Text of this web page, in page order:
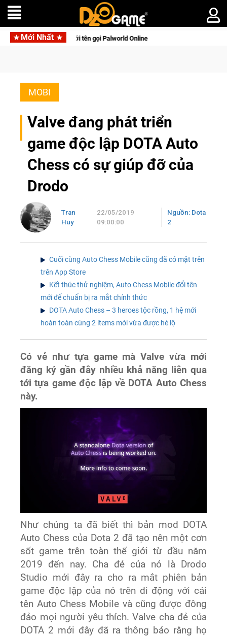
Mới Nhất
di động với tên gọi Palworld Online
MOBI
Valve đang phát triển
game độc lập DOTA Auto
Chess có sự giúp đỡ của
Drodo
Tran
Huy
22/05/2019
09:00:00
Nguồn: Dota
2
Cuối cùng Auto Chess Mobile cũng đã có mặt trên
trên App Store
Kết thúc thử nghiệm, Auto Chess Mobile đổi tên
mới để chuẩn bị ra mắt chính thức
DOTA Auto Chess – 3 heroes tộc rồng, 1 hệ mới
hoàn toàn cùng 2 items mới vừa được hé lộ
Có vẻ như tựa game mà Valve vừa mới
đăng ký gần đây nhiều khả năng liên qua
tới tựa game độc lập về DOTA Auto Chess
này.
Như chúng ta đã biết thì bản mod DOTA
Auto Chess của Dota 2 đã tạo nên một cơn
sốt game trên toàn thế giới từ đầu năm
2019 đến nay. Cha đẻ của nó là Drodo
Studio mới đây ra cho ra mắt phiên bản
game độc lập của nó trên di động với cái
tên Auto Chess Mobile và cũng được đông
đảo mọi người yêu thích. Valve cha đẻ của
DOTA 2 mới đây đã ra thông báo rằng họ